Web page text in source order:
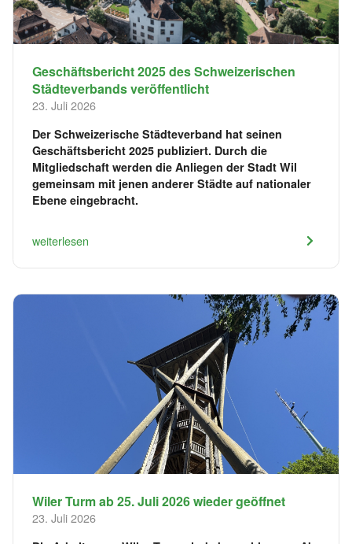
Geschäftsbericht 2025 des Schweizerischen
Städteverbands veröffentlicht
23. Juli 2026
Der Schweizerische Städteverband hat seinen
Geschäftsbericht 2025 publiziert. Durch die
Mitgliedschaft werden die Anliegen der Stadt Wil
gemeinsam mit jenen anderer Städte auf nationaler
Ebene eingebracht.
weiterlesen
Wiler Turm ab 25. Juli 2026 wieder geöffnet
23. Juli 2026